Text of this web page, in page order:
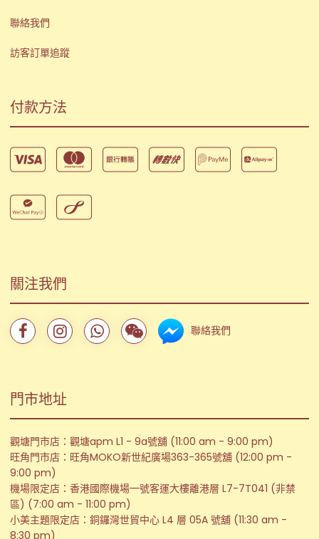
聯絡我們
訪客訂單追蹤
付款方法
關注我們
聯絡我們
門市地址
觀塘門市店：觀塘apm L1 - 9a號舖 (11:00 am - 9:00 pm)
旺角門市店：旺角MOKO新世紀廣場363-365號舖 (12:00 pm -
9:00 pm)
機場限定店：香港國際機場一號客運大樓離港層 L7-7T041 (非禁
區) (7:00 am - 11:00 pm)
小美主題限定店：銅鑼灣世貿中心 L4 層 05A 號舖 (11:30 am -
8:30 pm)